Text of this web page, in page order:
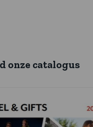
onze catalogus